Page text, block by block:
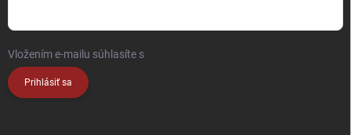
Vložením e-mailu súhlasíte s
Prihlásiť sa